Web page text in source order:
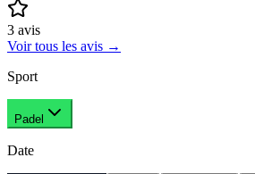
3 avis
Voir tous les avis →
Sport
Padel
Date